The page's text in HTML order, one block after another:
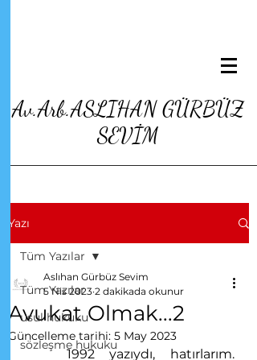
Av.Arb.ASLIHAN GÜRBÜZ
SEVİM
Yazı
Tüm Yazılar
usul hukuku
sözleşme hukuku
Tüm Yazılar
Avukat Olmak...2
Aslıhan Gürbüz Sevim
5 Nis 2023 2 dakikada okunur
Güncelleme tarihi: 5 May 2023
	1992 yazıydı, hatırlarım.